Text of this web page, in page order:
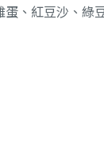
、紅豆沙、綠